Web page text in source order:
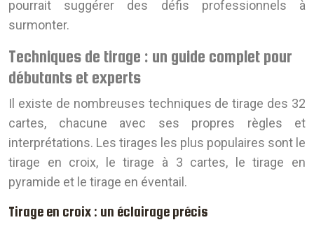
pourrait suggérer des défis professionnels à
surmonter.
Techniques de tirage : un guide complet pour
débutants et experts
Il existe de nombreuses techniques de tirage des 32
cartes, chacune avec ses propres règles et
interprétations. Les tirages les plus populaires sont le
tirage en croix, le tirage à 3 cartes, le tirage en
pyramide et le tirage en éventail.
Tirage en croix : un éclairage précis